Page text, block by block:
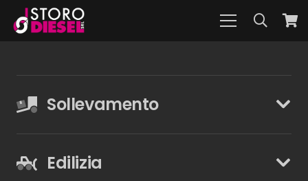
Sollevamento
Edilizia